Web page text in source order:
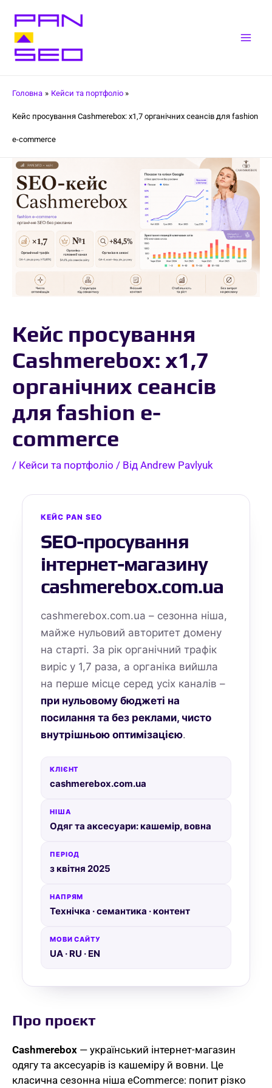
вмісту
Головна Кейси та портфоліо
Кейс просування Cashmerebox: x1,7 органічних сеансів для fashion
e-commerce
Кейс просування
Cashmerebox: x1,7
органічних сеансів
для fashion e-
commerce
/ Кейси та портфоліо / Від Andrew Pavlyuk
КЕЙС PAN SEO
SEO-просування
інтернет-магазину
cashmerebox.com.ua
cashmerebox.com.ua – сезонна ніша,
майже нульовий авторитет домену
на старті. За рік органічний трафік
виріс у 1,7 раза, а органіка вийшла
на перше місце серед усіх каналів –
при нульовому бюджеті на
посилання та без реклами, чисто
внутрішньою оптимізацією.
КЛІЄНТ
cashmerebox.com.ua
НІША
Одяг та аксесуари: кашемір, вовна
ПЕРІОД
з квітня 2025
НАПРЯМ
Технічка · семантика · контент
МОВИ САЙТУ
UA · RU · EN
Про проєкт
Cashmerebox — український інтернет-магазин
одягу та аксесуарів із кашеміру й вовни. Це
класична сезонна ніша eCommerce: попит різко